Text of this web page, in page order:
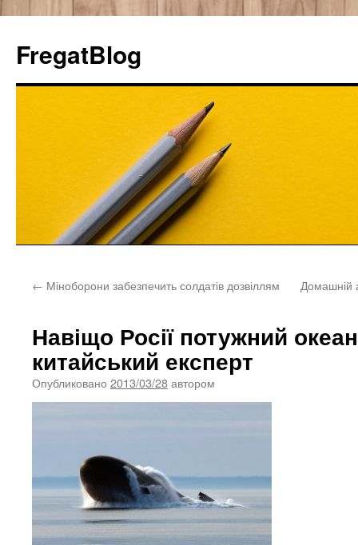
FregatBlog
← Міноборони забезпечить солдатів дозвіллям Домашній
Навіщо Росії потужний
китайський експерт
Опубликовано 2013/03/28автором